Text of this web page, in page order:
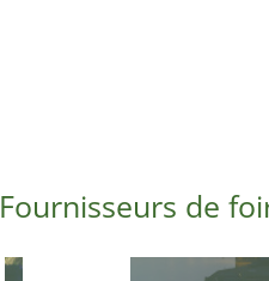
Fournisseurs de